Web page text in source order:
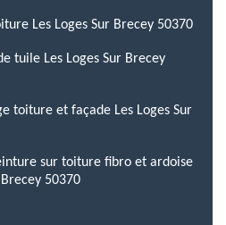
Les Loges Sur Brecey 50370
tuile Les Loges Sur Brecey
toiture et façade Les Loges Sur
sur toiture fibro et ardoise
50370